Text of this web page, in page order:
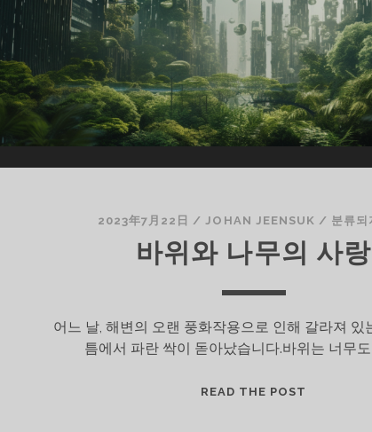
2023年7月22日 /JOHAN JEENSUK / 분류되
바위와 나무의 사랑
어느 날, 해변의 오랜 풍화작용으로 인해 갈라져 있
틈에서 파란 싹이 돋아났습니다.바위는 너무
READ THE POST